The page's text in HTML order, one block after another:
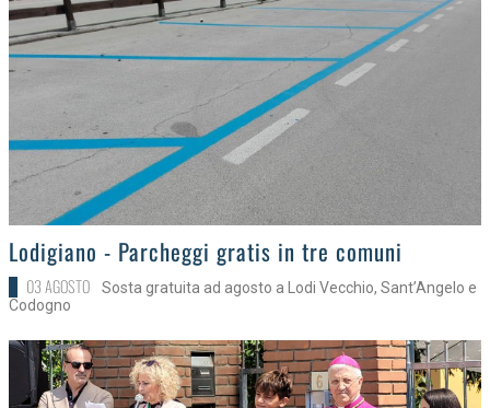
>Lodigiano - Parcheggi gratis in tre comuni
03 AGOSTO
Sosta gratuita ad agosto a Lodi Vecchio, Sant’Angelo e
Codogno